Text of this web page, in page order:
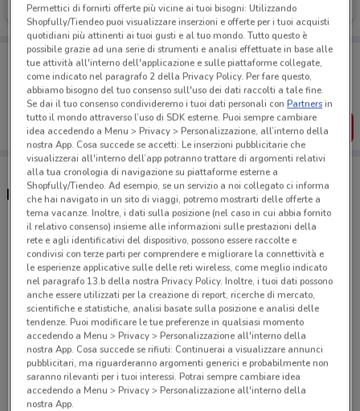
Scade il 06/10
Porta DoveConviene sempre con te!
Puoi trovare le migliori offerte dei negozi vicino a te,
salvarle e creare la tua lista del risparmio, comodamente
dal tuo cellulare.
SCARICA L’APP
Negozi Poste Italiane a Pozzuoli
Via Terraciano, 35 Pozzuoli
451 m
CHIUSO
Corso Umberto I, 63 Pozzuoli
544 m
CHIUSO
Via Miliscola Snc Pozzuoli
2.6 km
CHIUSO
Permettici di fornirti offerte più vicine ai tuoi bisogni: Utilizzando
Shopfully/Tiendeo puoi visualizzare inserzioni e offerte per i tuoi acquisti
quotidiani più attinenti ai tuoi gusti e al tuo mondo. Tutto questo è
possibile grazie ad una serie di strumenti e analisi effettuate in base alle
tue attività all'interno dell'applicazione e sulle piattaforme collegate,
come indicato nel paragrafo 2 della Privacy Policy. Per fare questo,
abbiamo bisogno del tuo consenso sull'uso dei dati raccolti a tale fine.
Se dai il tuo consenso condivideremo i tuoi dati personali conPartnersin
tutto il mondo attraverso l’uso di SDK esterne. Puoi sempre cambiare
idea accedendo a Menu > Privacy > Personalizzazione, all’interno della
nostra App. Cosa succede se accetti: Le inserzioni pubblicitarie che
visualizzerai all'interno dell’app potranno trattare di argomenti relativi
alla tua cronologia di navigazione su piattaforme esterne a
Shopfully/Tiendeo. Ad esempio, se un servizio a noi collegato ci informa
che hai navigato in un sito di viaggi, potremo mostrarti delle offerte a
tema vacanze. Inoltre, i dati sulla posizione (nel caso in cui abbia fornito
il relativo consenso) insieme alle informazioni sulle prestazioni della
rete e agli identificativi del dispositivo, possono essere raccolte e
condivisi con terze parti per comprendere e migliorare la connettività e
le esperienze applicative sulle delle reti wireless, come meglio indicato
nel paragrafo 13.b della nostra Privacy Policy. Inoltre, i tuoi dati possono
anche essere utilizzati per la creazione di report, ricerche di mercato,
scientifiche e statistiche, analisi basate sulla posizione e analisi delle
tendenze. Puoi modificare le tue preferenze in qualsiasi momento
accedendo a Menu > Privacy > Personalizzazione all'interno della
nostra App. Cosa succede se rifiuti: Continuerai a visualizzare annunci
pubblicitari, ma riguarderanno argomenti generici e probabilmente non
saranno rilevanti per i tuoi interessi. Potrai sempre cambiare idea
accedendo a Menu > Privacy > Personalizzazione all'interno della
nostra App.